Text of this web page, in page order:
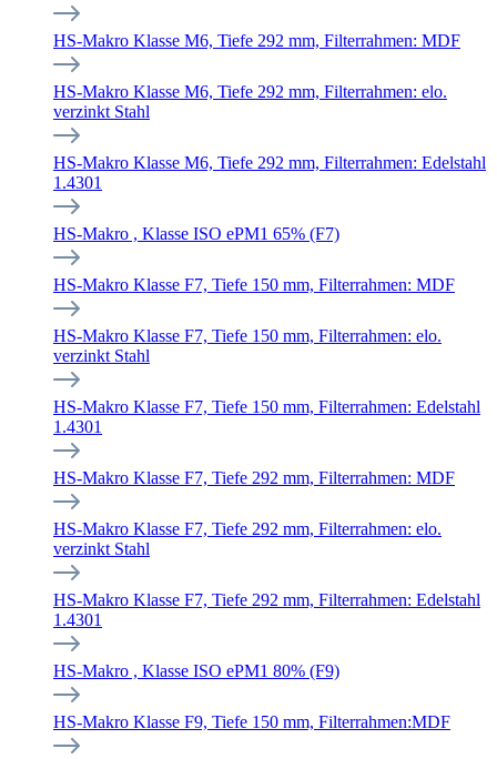
HS-Makro Klasse M6, Tiefe 292 mm, Filterrahmen: MDF
HS-Makro Klasse M6, Tiefe 292 mm, Filterrahmen: elo.
verzinkt Stahl
HS-Makro Klasse M6, Tiefe 292 mm, Filterrahmen: Edelstahl
1.4301
HS-Makro , Klasse ISO ePM1 65% (F7)
HS-Makro Klasse F7, Tiefe 150 mm, Filterrahmen: MDF
HS-Makro Klasse F7, Tiefe 150 mm, Filterrahmen: elo.
verzinkt Stahl
HS-Makro Klasse F7, Tiefe 150 mm, Filterrahmen: Edelstahl
1.4301
HS-Makro Klasse F7, Tiefe 292 mm, Filterrahmen: MDF
HS-Makro Klasse F7, Tiefe 292 mm, Filterrahmen: elo.
verzinkt Stahl
HS-Makro Klasse F7, Tiefe 292 mm, Filterrahmen: Edelstahl
1.4301
HS-Makro , Klasse ISO ePM1 80% (F9)
HS-Makro Klasse F9, Tiefe 150 mm, Filterrahmen:MDF